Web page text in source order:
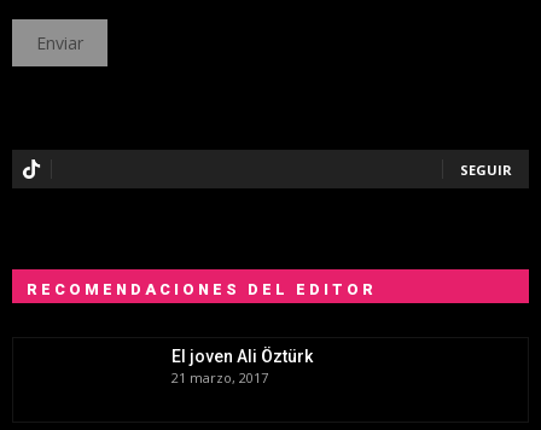
SEGUIR
RECOMENDACIONES DEL EDITOR
El joven Ali Öztürk
21 marzo, 2017